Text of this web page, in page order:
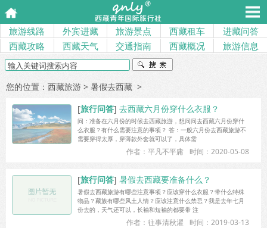
旅游线路 外宾进藏 旅游景点 西藏租车
进藏问答
西藏攻略
西藏天气 交通指南 西藏概况 旅游信息
您的位置： 西藏旅游 > 暑假去西藏 >
[旅行问答] 去西藏六月份穿什么衣服？
问：准备在六月份的时候去西藏旅游，想问问去西藏六月份穿什
么衣服？有什么需要注意的事项？ 答：一般六月份去西藏旅游不
需要穿得太厚，穿薄款外套就可以了，具体需
时间：2020-05-08
作者：平凡不平庸
[旅行问答] 暑假去西藏要准备什么？
暑假去西藏旅游有哪些注意事项？应该穿什么衣服？带什么特殊
物品？藏族有哪些风土人情？应该注意什么禁忌？我是去年七月
份去的，天气还可以，长袖和短袖的都要带 注
时间：2019-03-13
作者：往事清秋濯